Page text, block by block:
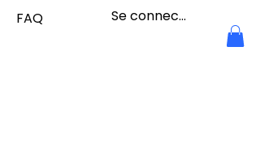
Se connecter
FAQ